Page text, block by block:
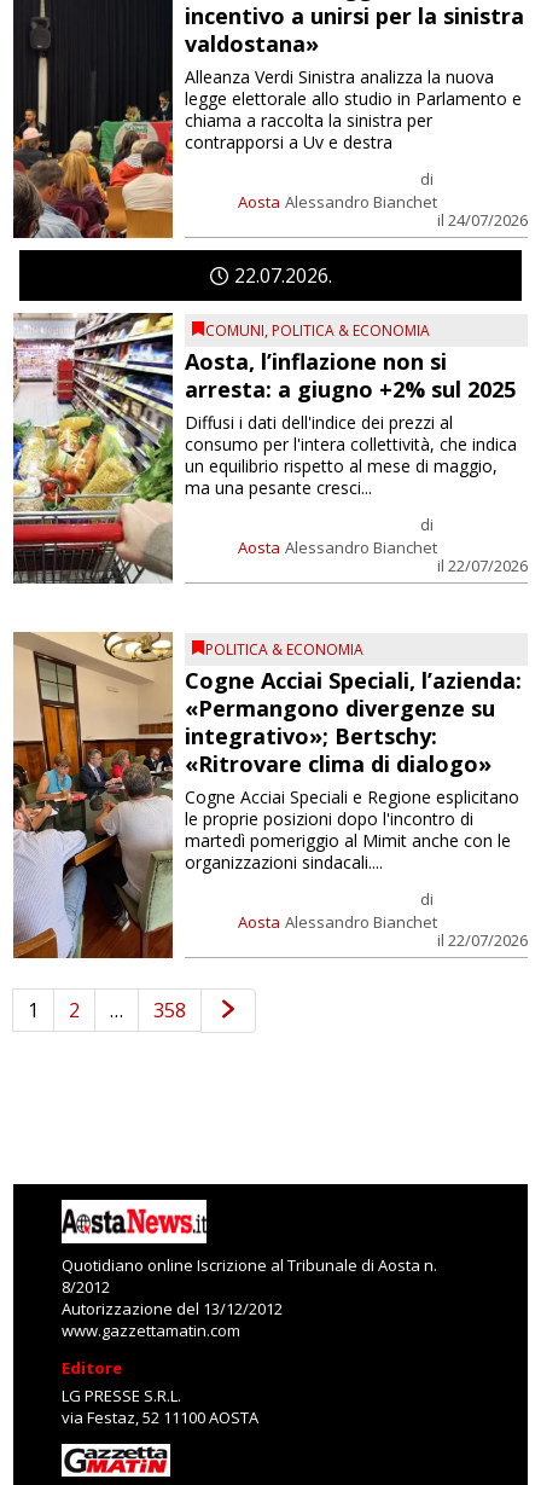
incentivo a unirsi per la sinistra
valdostana»
Aosta
di
Alessandro Bianchet
il 24/07/2026
Alleanza Verdi Sinistra analizza la nuova
legge elettorale allo studio in Parlamento e
chiama a raccolta la sinistra per
contrapporsi a Uv e destra
2207 2026
COMUNI, POLITICA & ECONOMIA
Aosta, l’inflazione non si
arresta: a giugno +2% sul 2025
Aosta
di
Alessandro Bianchet
il 22/07/2026
Diffusi i dati dell'indice dei prezzi al
consumo per l'intera collettività, che indica
un equilibrio rispetto al mese di maggio,
ma una pesante cresci...
POLITICA & ECONOMIA
Cogne Acciai Speciali, l’azienda:
«Permangono divergenze su
integrativo»; Bertschy:
«Ritrovare clima di dialogo»
Aosta
di
Alessandro Bianchet
il 22/07/2026
Cogne Acciai Speciali e Regione esplicitano
le proprie posizioni dopo l'incontro di
martedì pomeriggio al Mimit anche con le
organizzazioni sindacali....
1 2 … 358
Quotidiano online Iscrizione al Tribunale di Aosta n.
8/2012
Autorizzazione del 13/12/2012
www.gazzettamatin.com
Editore
LG PRESSE S.R.L.
via Festaz, 52 11100 AOSTA